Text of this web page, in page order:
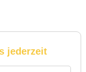
jederzeit